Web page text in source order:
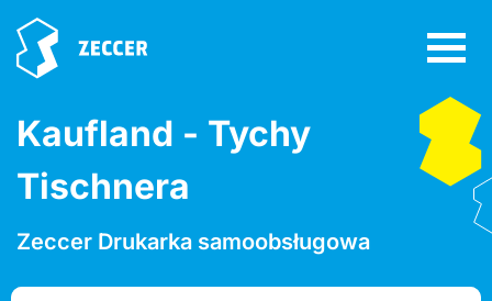
Kaufland - Tychy
Tischnera
Zeccer Drukarka samoobsługowa